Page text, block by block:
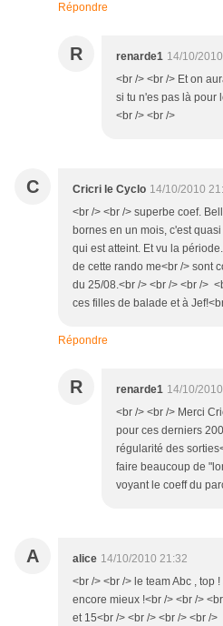
Répondre
R renarde1 14/10/
<br /> <br /> Et on
si tu n'es pas là pour
<br /> <br />
C Cricri le Cyclo 14/10/2010
<br /> <br /> superbe coef.
bornes en un mois, c'est
qui est atteint. Et vu la
de cette rando me<br /> sont
du 25/08.<br /> <br /> <br />
ces filles de balade et à
Répondre
R renarde1 14/10/
<br /> <br /> Merci
pour ces derniers
régularité des
faire beaucoup de
voyant le coeff du
A alice 14/10/2010 21:32
<br /> <br /> le team Abc , top
encore mieux !<br /> <br />
et 15<br /> <br /> <br /> <br />